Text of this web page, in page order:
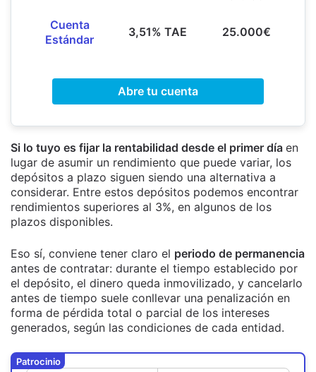
Cuenta
Estándar
3,51% TAE 25.000€
Abre tu cuenta
Si lo tuyo es fijar la rentabilidad desde el primer día en
lugar de asumir un rendimiento que puede variar, los
depósitos a plazo siguen siendo una alternativa a
considerar. Entre estos depósitos podemos encontrar
rendimientos superiores al 3%, en algunos de los
plazos disponibles.
Eso sí, conviene tener claro el periodo de permanencia
antes de contratar: durante el tiempo establecido por
el depósito, el dinero queda inmovilizado, y cancelarlo
antes de tiempo suele conllevar una penalización en
forma de pérdida total o parcial de los intereses
generados, según las condiciones de cada entidad.
Patrocinio